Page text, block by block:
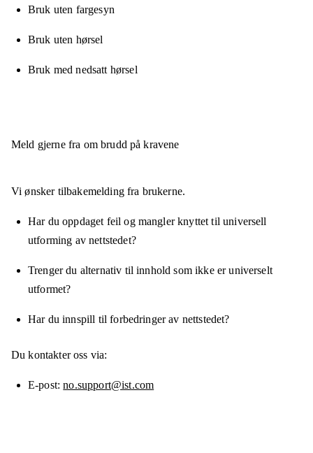
Bruk uten fargesyn
Bruk uten hørsel
Bruk med nedsatt hørsel
Meld gjerne fra om brudd på kravene
Vi ønsker tilbakemelding fra brukerne.
Har du oppdaget feil og mangler knyttet til universell
utforming av nettstedet?
Trenger du alternativ til innhold som ikke er universelt
utformet?
Har du innspill til forbedringer av nettstedet?
Du kontakter oss via:
E-post no.support@ist.com